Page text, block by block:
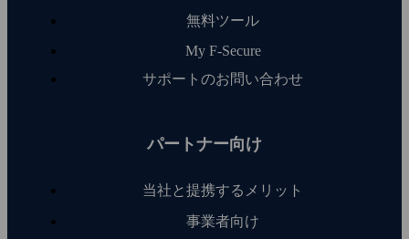
無料ツール
My F‑Secure
サポートのお問い合わせ
パートナー向け
当社と提携するメリット
事業者向け